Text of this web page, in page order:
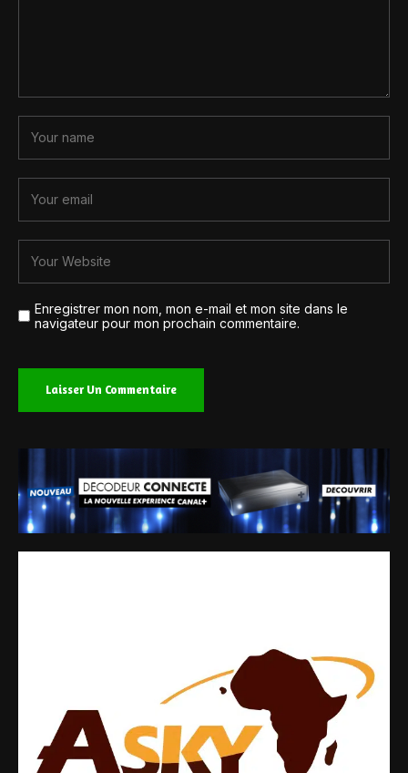
Enregistrer mon nom, mon e-mail et mon site dans le
navigateur pour mon prochain commentaire.